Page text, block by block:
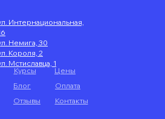
Интернациональная,
Немига, 30
Короля, 2
Мстиславца, 1
Курсы
Отзывы
Цены
Оплата
Блог
Контакты